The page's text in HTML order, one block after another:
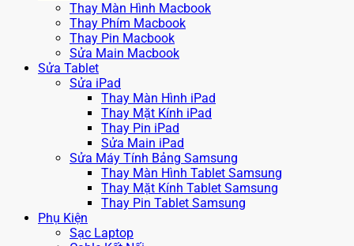
Thay Màn Hình Macbook
Thay Phím Macbook
Thay Pin Macbook
Sửa Main Macbook
Sửa Tablet
Sửa iPad
Thay Màn Hình iPad
Thay Mặt Kính iPad
Thay Pin iPad
Sửa Main iPad
Sửa Máy Tính Bảng Samsung
Thay Màn Hình Tablet Samsung
Thay Mặt Kính Tablet Samsung
Thay Pin Tablet Samsung
Phụ Kiện
Sạc Laptop